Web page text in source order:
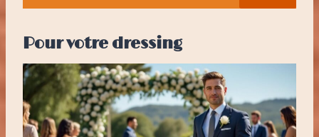
Pour votre dressing